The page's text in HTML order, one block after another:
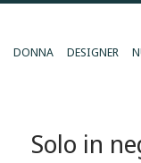
DONNA DESIGNER
Solo in